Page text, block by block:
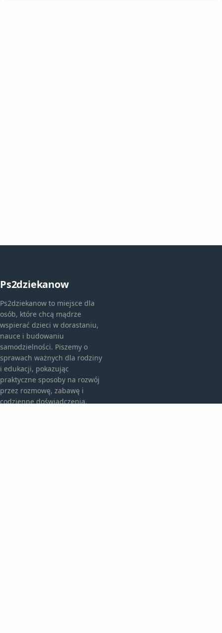
Ps2dziekanow
Ps2dziekanow to miejsce dla
osób, które chcą mądrze
wspierać dzieci w dorastaniu,
nauce i budowaniu
samodzielności. Piszemy o
sprawach ważnych dla rodziny
i edukacji, pokazując
praktyczne sposoby na rozwój
przez rozmowę, zabawę i
codzienne doświadczenia.